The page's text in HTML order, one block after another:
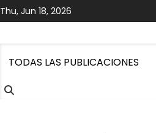
Skip
to
Thu, Jun 18, 2026
TODAS LAS PUBLICACIONES